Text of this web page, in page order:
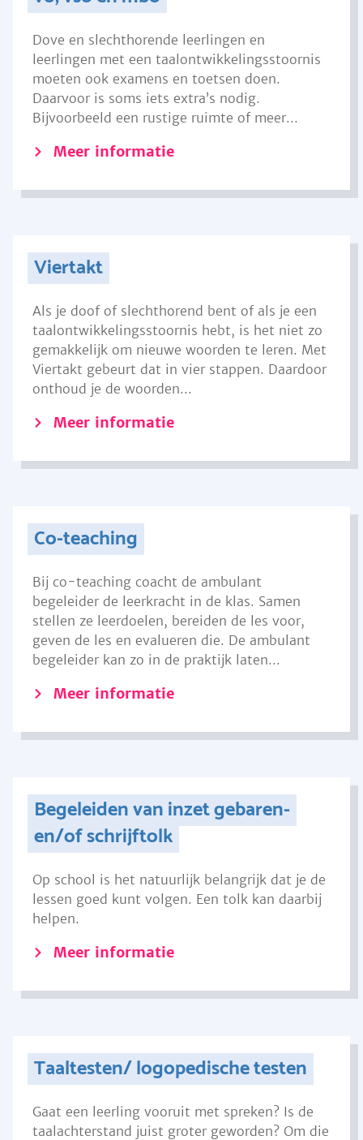
Dove en slechthorende leerlingen en
leerlingen met een taalontwikkelingsstoornis
moeten ook examens en toetsen doen.
Daarvoor is soms iets extra’s nodig.
Bijvoorbeeld een rustige ruimte of meer...
Meer informatie
Viertakt
Als je doof of slechthorend bent of als je een
taalontwikkelingsstoornis hebt, is het niet zo
gemakkelijk om nieuwe woorden te leren. Met
Viertakt gebeurt dat in vier stappen. Daardoor
onthoud je de woorden...
Meer informatie
Co-teaching
Bij co-teaching coacht de ambulant
begeleider de leerkracht in de klas. Samen
stellen ze leerdoelen, bereiden de les voor,
geven de les en evalueren die. De ambulant
begeleider kan zo in de praktijk laten...
Meer informatie
Begeleiden van inzet gebaren-
en/of schrijftolk
Op school is het natuurlijk belangrijk dat je de
lessen goed kunt volgen. Een tolk kan daarbij
helpen.
Meer informatie
Taaltesten/ logopedische testen
Gaat een leerling vooruit met spreken? Is de
taalachterstand juist groter geworden? Om die